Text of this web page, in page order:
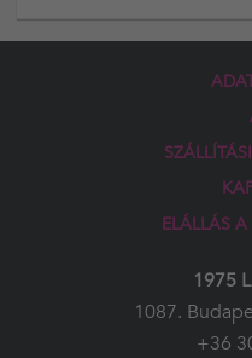
ELÁLLÁS A
1975
1087.
+36